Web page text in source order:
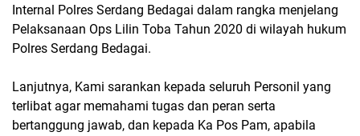
Internal Polres Serdang Bedagai dalam rangka menjelang
Pelaksanaan Ops Lilin Toba Tahun 2020 di wilayah hukum
Polres Serdang Bedagai.
Lanjutnya, Kami sarankan kepada seluruh Personil yang
terlibat agar memahami tugas dan peran serta
bertanggung jawab, dan kepada Ka Pos Pam, apabila